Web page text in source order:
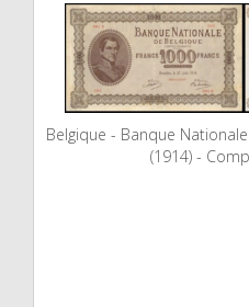
Belgique - Banque
(1914) -